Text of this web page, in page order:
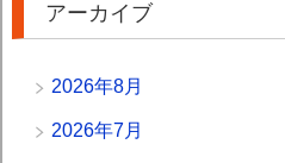
アーカイブ
2026年8月
2026年7月